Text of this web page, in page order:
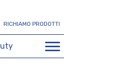
RICHIAMO PRODOTTI
uty